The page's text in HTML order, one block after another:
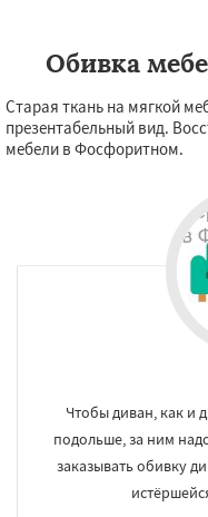
Обивка
Старая ткань на мягкой
презентабельный вид.
мебели в Фосфоритном.
Чтобы диван, как и
подольше, за ним
заказывать обивку